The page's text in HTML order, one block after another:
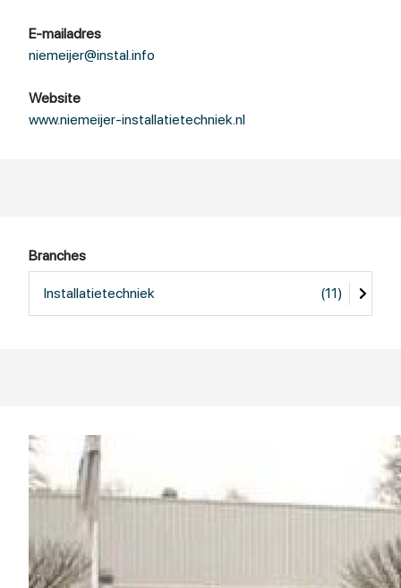
E-mailadres
niemeijer@instal.info
Website
www.niemeijer-installatietechniek.nl
Branches
Installatietechniek (11)